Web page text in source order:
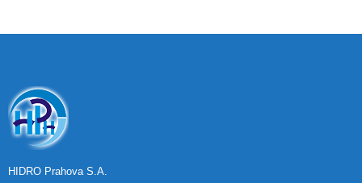
HIDRO Prahova S.A.